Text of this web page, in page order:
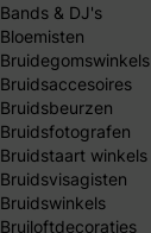
Bands & DJ's
Bloemisten
Bruidegomswinkels
Bruidsaccesoires
Bruidsbeurzen
Bruidsfotografen
Bruidstaart winkels
Bruidsvisagisten
Bruidswinkels
Bruiloftdecoraties